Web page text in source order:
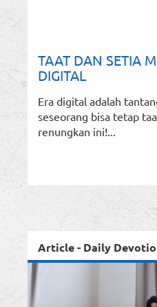
TAAT DAN SETIA
DIGITAL
Era digital adalah
seseorang bisa tetap
renungkan ini!...
Article - Daily